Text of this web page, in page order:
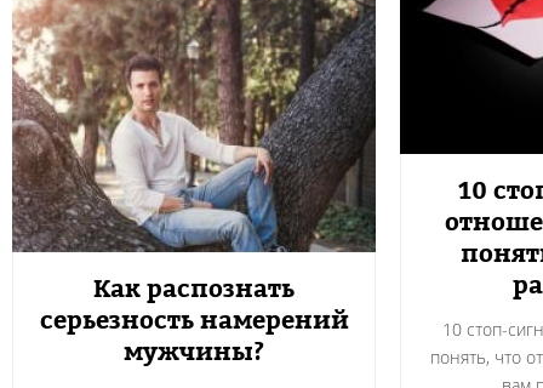
10
10 стоп-
понять, что
Как распознать
серьезность намерений
мужчины?